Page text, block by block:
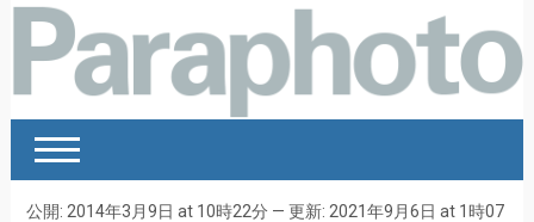
公開: 2014年3月9日 at 10時22分 — 更新: 2021年9月6日 at 1時07